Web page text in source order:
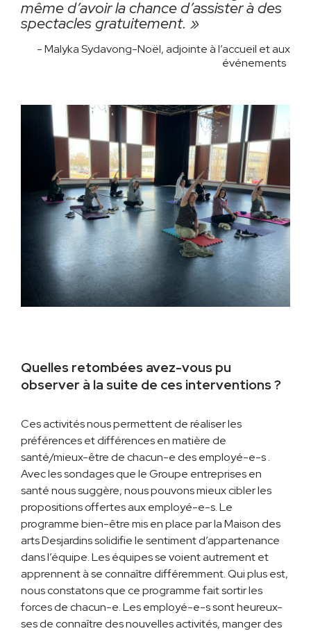
même d’avoir la chance d’assister à des
spectacles gratuitement. »
- Malyka Sydavong-Noël, adjointe à l’accueil et aux
événements
Quelles retombées avez-vous pu
observer à la suite de ces interventions ?
Ces activités nous permettent de réaliser les
préférences et différences en matière de
santé/mieux-être de chacun-e des employé-e-s .
Avec les sondages que le Groupe entreprises en
santé nous suggère, nous pouvons mieux cibler les
propositions offertes aux employé-e-s. Le
programme bien-être mis en place par la Maison des
arts Desjardins solidifie le sentiment d’appartenance
dans l’équipe. Les équipes se voient autrement et
apprennent à se connaître différemment. Qui plus est,
nous constatons que ce programme fait sortir les
forces de chacun-e. Les employé-e-s sont heureux-
ses de connaître des nouvelles activités, manger des